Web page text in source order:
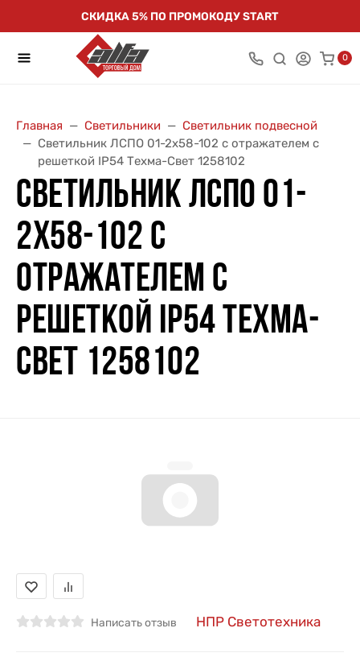
СКИДКА 5% ПО ПРОМОКОДУ START
0
Главная Светильники
Светильник подвесной
Светильник ЛСПО 01-2х58-102 с отражателем с
решеткой IP54 Техма-Свет 1258102
СВЕТИЛЬНИК ЛСПО 01-
2Х58-102 С
ОТРАЖАТЕЛЕМ С
РЕШЕТКОЙ IP54 ТЕХМА-
СВЕТ 1258102
Написать отзыв НПР Светотехника